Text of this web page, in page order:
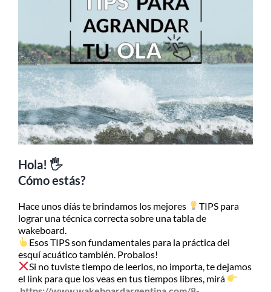
SEARCH
FOR:
Hola! 🖐
Cómo estás?
Hace unos díás te brindamos los mejores
TIPS para
lograr una técnica correcta sobre una tabla de
wakeboard.
Esos TIPS son fundamentales para la práctica del
esquí acuático también. Probalos!
Si no tuviste tiempo de leerlos, no importa, te dejamos
el link para que los veas en tus tiempos libres, mirá